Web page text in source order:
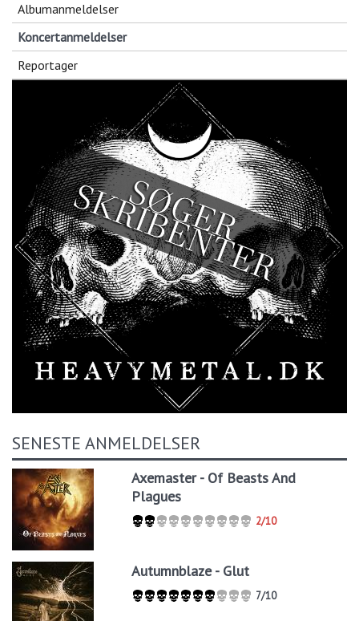
Albumanmeldelser
Koncertanmeldelser
Reportager
SENESTE ANMELDELSER
Axemaster - Of Beasts And
Plagues
2/10
Autumnblaze - Glut
7/10